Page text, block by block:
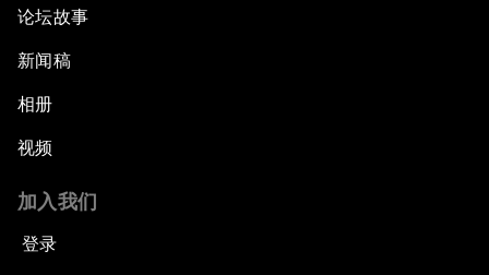
论坛故事
新闻稿
相册
视频
加入我们
登录